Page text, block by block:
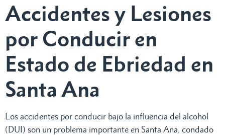
Accidentes y Lesiones
por Conducir en
Estado de Ebriedad en
Santa Ana
Los accidentes por conducir bajo la influencia del alcohol
(DUI) son un problema importante en Santa Ana, condado